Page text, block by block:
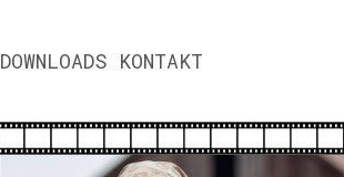
DOWNLOADS KONTAKT